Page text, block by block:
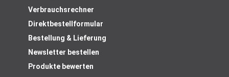
Verbrauchsrechner
Direktbestellformular
Bestellung & Lieferung
Newsletter bestellen
Produkte bewerten